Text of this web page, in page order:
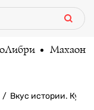
Махаон
Вкус истории.